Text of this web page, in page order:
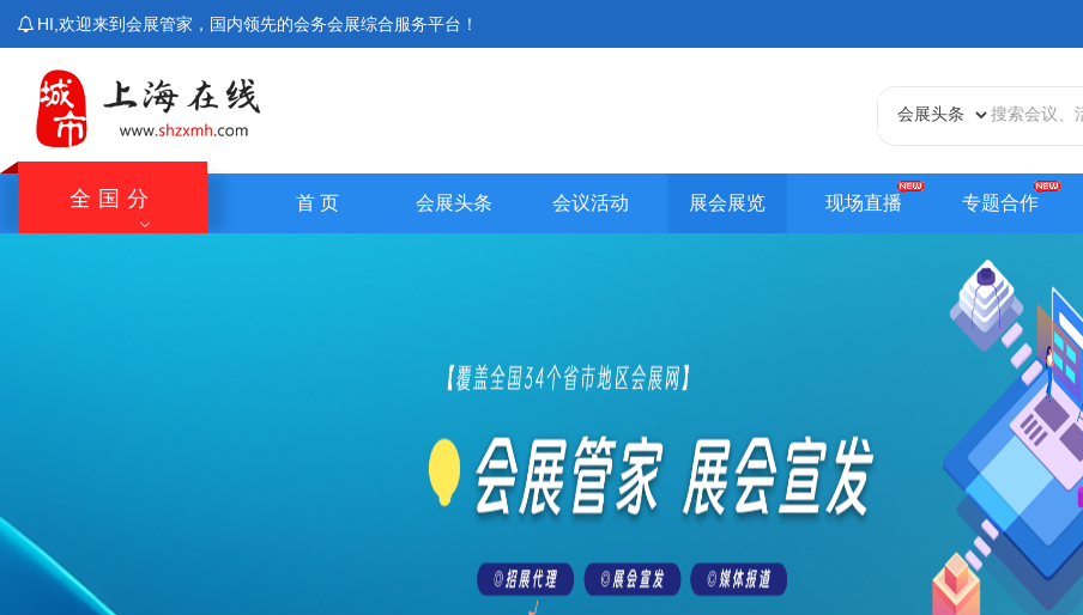
HI,欢迎来到会展管家，国内领先的会务会展综合服务平台！
全国分 首 页 会展头条 会议活动 展会展览 现场直播 专题合作
福建站
江西站 陕西站
台湾站